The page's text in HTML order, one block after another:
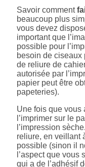
Savoir comment
beaucoup plus
vous devez
important que
possible pour
besoin de ciseaux
de reliure de
autorisée par
papier peut être
papeteries).
Une fois que vous
l’imprimer sur le
l’impression
reliure, en veillant
possible (sinon il
l’aspect que vous
qui a de l’adhésif